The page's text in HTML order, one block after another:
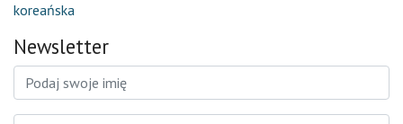
koreańska
Newsletter